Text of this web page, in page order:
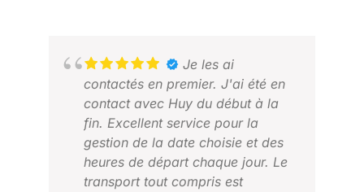
Je les ai
contactés en premier. J'ai été en
contact avec Huy du début à la
fin. Excellent service pour la
gestion de la date choisie et des
heures de départ chaque jour. Le
transport tout compris est